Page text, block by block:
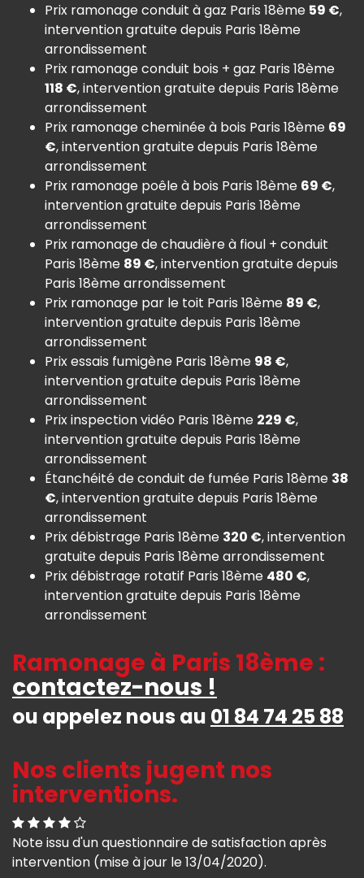
Prix ramonage conduit à gaz Paris 18ème 59 €,
intervention gratuite depuis Paris 18ème
arrondissement
Prix ramonage conduit bois + gaz Paris 18ème
118 €, intervention gratuite depuis Paris 18ème
arrondissement
Prix ramonage cheminée à bois Paris 18ème 69
€, intervention gratuite depuis Paris 18ème
arrondissement
Prix ramonage poêle à bois Paris 18ème 69 €,
intervention gratuite depuis Paris 18ème
arrondissement
Prix ramonage de chaudière à fioul + conduit
Paris 18ème 89 €, intervention gratuite depuis
Paris 18ème arrondissement
Prix ramonage par le toit Paris 18ème 89 €,
intervention gratuite depuis Paris 18ème
arrondissement
Prix essais fumigène Paris 18ème 98 €,
intervention gratuite depuis Paris 18ème
arrondissement
Prix inspection vidéo Paris 18ème 229 €,
intervention gratuite depuis Paris 18ème
arrondissement
Étanchéité de conduit de fumée Paris 18ème 38
€, intervention gratuite depuis Paris 18ème
arrondissement
Prix débistrage Paris 18ème 320 €, intervention
gratuite depuis Paris 18ème arrondissement
Prix débistrage rotatif Paris 18ème 480 €,
intervention gratuite depuis Paris 18ème
arrondissement
Ramonage à Paris 18ème :
contactez-nous !
ou appelez nous au 01 84 74 25 88
Nos clients jugent nos
interventions.
Note issu d'un questionnaire de satisfaction après
intervention (mise à jour le 13/04/2020).